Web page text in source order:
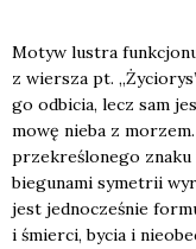
Motyw lustra
z wier­sza pt.
go odbi­cia, lecz sam
mo­wę nie­ba z
prze­kre­ślo­ne­go zna­ku
bie­gu­na­mi syme­trii
jest jed­no­cze­śnie
i śmier­ci, bycia i